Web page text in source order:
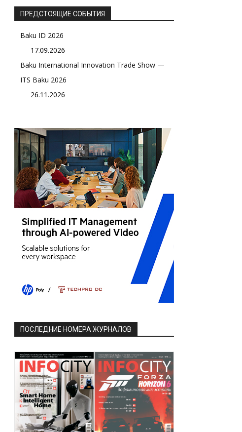
ПРЕДСТОЯЩИЕ СОБЫТИЯ
Baku ID 2026
17.09.2026
Baku International Innovation Trade Show —
ITS Baku 2026
26.11.2026
ПОСЛЕДНИЕ НОМЕРА ЖУРНАЛОВ